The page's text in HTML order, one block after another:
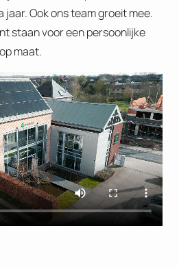
Ook ons team groeit mee.
staan voor een persoonlijke
maat.